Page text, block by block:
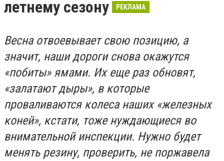
летнему сезону
РЕКЛАМА
Весна отвоевывает свою позицию, а
значит, наши дороги снова окажутся
«побиты» ямами. Их еще раз обновят,
«залатают дыры», в которые
проваливаются колеса наших «железных
коней», кстати, тоже нуждающиеся во
внимательной инспекции. Нужно будет
менять резину, проверить, не поржавела